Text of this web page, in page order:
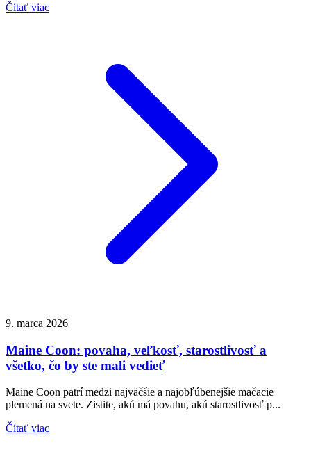
Čítať viac
9. marca 2026
Maine Coon: povaha, veľkosť, starostlivosť a
všetko, čo by ste mali vedieť
Maine Coon patrí medzi najväčšie a najobľúbenejšie mačacie
plemená na svete. Zistite, akú má povahu, akú starostlivosť p...
Čítať viac